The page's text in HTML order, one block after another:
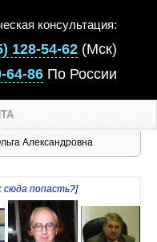
консультация:
128-54-62 (Мск)
64-86 По России
Александровна
сюда попасть?]